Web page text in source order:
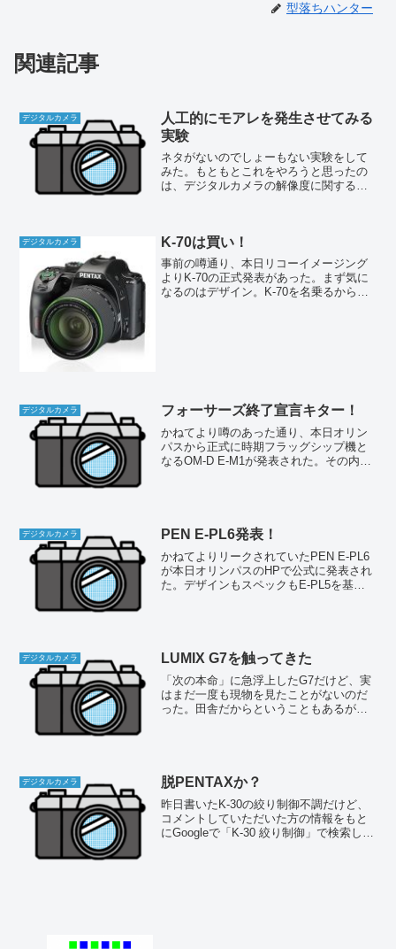
型落ちハンター
関連記事
デジタルカメラ
人工的にモアレを発生させてみる
実験
ネタがないのでしょーもない実験をして
みた。もともとこれをやろうと思ったの
は、デジタルカメラの解像度に関するあ
デジタルカメラ K-70は買い！
事前の噂通り、本日リコーイメージング
よりK-70の正式発表があった。まず気に
なるのはデザイン。K-70を名乗るからに
デジタルカメラ フォーサーズ終了宣言キター！
かねてより噂のあった通り、本日オリン
パスから正式に時期フラッグシップ機と
なるOM-D E-M1が発表された。その内容
デジタルカメラ PEN E-PL6発表！
かねてよりリークされていたPEN E-PL6
が本日オリンパスのHPで公式に発表され
た。デザインもスペックもE-PL5を基本
デジタルカメラ LUMIX G7を触ってきた
「次の本命」に急浮上したG7だけど、実
はまだ一度も現物を見たことがないのだ
った。田舎だからということもあるが、
デジタルカメラ 脱PENTAXか？
昨日書いたK-30の絞り制御不調だけど、
コメントしていただいた方の情報をもと
にGoogleで「K-30 絞り制御」で検索して